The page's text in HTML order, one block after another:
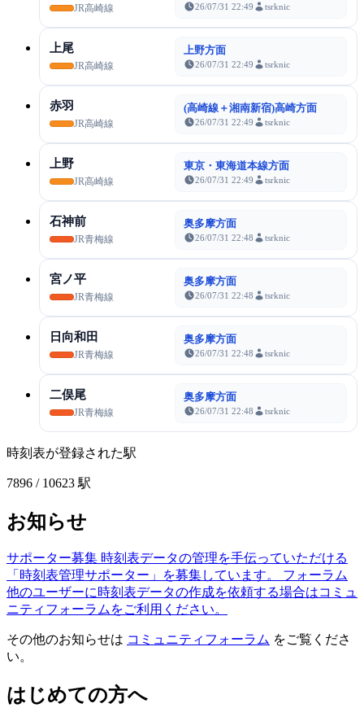
JR高崎線 26/07/31 22:49 tsrknic
上尾
JR高崎線
上野方面
26/07/31 22:49 tsrknic
赤羽
JR高崎線
(高崎線＋湘南新宿)高崎方面
26/07/31 22:49 tsrknic
上野
JR高崎線
東京・東海道本線方面
26/07/31 22:49 tsrknic
石神前
JR青梅線
奥多摩方面
26/07/31 22:48 tsrknic
宮ノ平
JR青梅線
奥多摩方面
26/07/31 22:48 tsrknic
日向和田
JR青梅線
奥多摩方面
26/07/31 22:48 tsrknic
二俣尾
JR青梅線
奥多摩方面
26/07/31 22:48 tsrknic
時刻表が登録された駅
7896 / 10623 駅
お知らせ
サポーター募集 時刻表データの管理を手伝っていただける
「時刻表管理サポーター」を募集しています。
フォーラム
他のユーザーに時刻表データの作成を依頼する場合はコミュ
ニティフォーラムをご利用ください。
その他のお知らせは コミュニティフォーラム をご覧くださ
い。
はじめての方へ